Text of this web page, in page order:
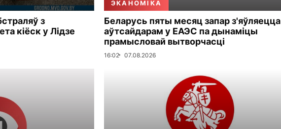
з
кіёск у Лідзе
ЭКАНОМІКА
Беларусь пяты месяц запар з'яўляецца
аўтсайдарам у ЕАЭС па дынаміцы
прамысловай вытворчасці
16:02 07.08.2026